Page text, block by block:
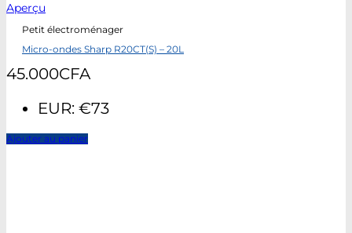
Aperçu
Petit électroménager
Micro-ondes Sharp R20CT(S) – 20L
45.000CFA
EUR: €73
Ajouter au panier